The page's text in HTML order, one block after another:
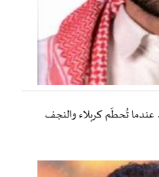
عندما تُحطّم كربلاء والنجف